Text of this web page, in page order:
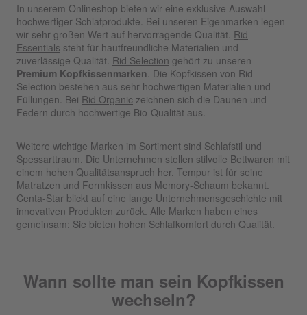
In unserem Onlineshop bieten wir eine exklusive Auswahl
hochwertiger Schlafprodukte. Bei unseren Eigenmarken legen
wir sehr großen Wert auf hervorragende Qualität. Rid
Essentials steht für hautfreundliche Materialien und
zuverlässige Qualität. Rid Selection gehört zu unseren
Premium Kopfkissenmarken . Die Kopfkissen von Rid
Selection bestehen aus sehr hochwertigen Materialien und
Füllungen. Bei Rid Organic zeichnen sich die Daunen und
Federn durch hochwertige Bio-Qualität aus.
Weitere wichtige Marken im Sortiment sind Schlafstil und
Spessarttraum . Die Unternehmen stellen stilvolle Bettwaren mit
einem hohen Qualitätsanspruch her. Tempur ist für seine
Matratzen und Formkissen aus Memory-Schaum bekannt.
Centa-Star blickt auf eine lange Unternehmensgeschichte mit
innovativen Produkten zurück. Alle Marken haben eines
gemeinsam: Sie bieten hohen Schlafkomfort durch Qualität.
Wann sollte man sein Kopfkissen
wechseln?